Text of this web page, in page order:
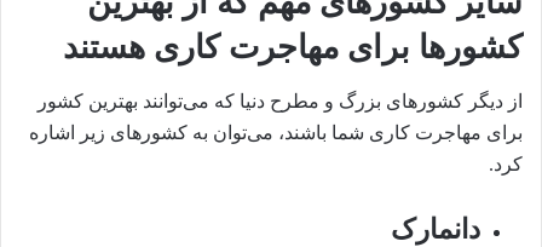
کشورها برای مهاجرت کاری هستند
از دیگر کشورهای بزرگ و مطرح دنیا که می‌توانند بهترین کشور
برای مهاجرت کاری شما باشند،‌ می‌توان به کشورهای زیر اشاره
کرد.
دانمارک